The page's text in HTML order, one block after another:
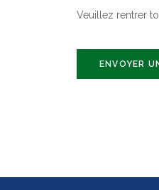
Veuillez rentrer
ENVOYER